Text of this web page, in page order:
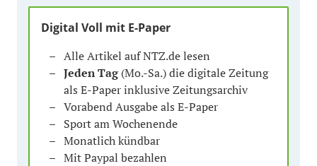
Digital Voll mit E-Paper
Alle Artikel auf NTZ.de lesen
Jeden Tag(Mo.-Sa.) die digitale Zeitung
als E-Paper inklusive Zeitungsarchiv
Vorabend Ausgabe als E-Paper
Sport am Wochenende
Monatlich kündbar
Mit Paypal bezahlen